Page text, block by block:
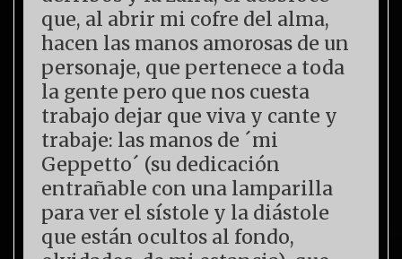
que, al abrir mi cofre del alma,
hacen las manos amorosas de un
personaje, que pertenece a toda
la gente pero que nos cuesta
trabajo dejar que viva y cante y
trabaje: las manos de ´mi
Geppetto´ (su dedicación
entrañable con una lamparilla
para ver el sístole y la diástole
que están ocultos al fondo,